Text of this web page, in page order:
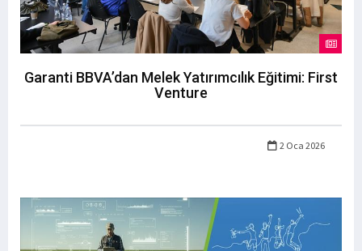
Garanti BBVA’dan Melek Yatırımcılık Eğitimi: First
Venture
2 Oca 2026